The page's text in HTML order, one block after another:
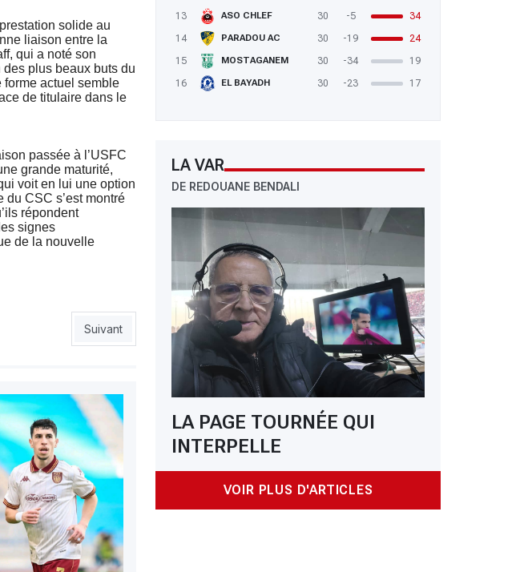
13
ASO CHLEF 30 -5
34
14
PARADOU AC 30 -19
24
15
MOSTAGANEM 30 -34
19
16
EL BAYADH 30 -23 17
LA VAR
DE REDOUANE BENDALI
LA PAGE TOURNÉE QUI
INTERPELLE
VOIR PLUS D'ARTICLES
solide au
liaison entre la
qui a noté son
plus beaux buts du
forme actuel semble
de titulaire dans le
passée à l’USFC
grande maturité,
voit en lui une option
CSC s’est montré
répondent
signes
de la nouvelle
Article suivant : MCO : pression sur CEO pour engager un entraîneur
Suivant